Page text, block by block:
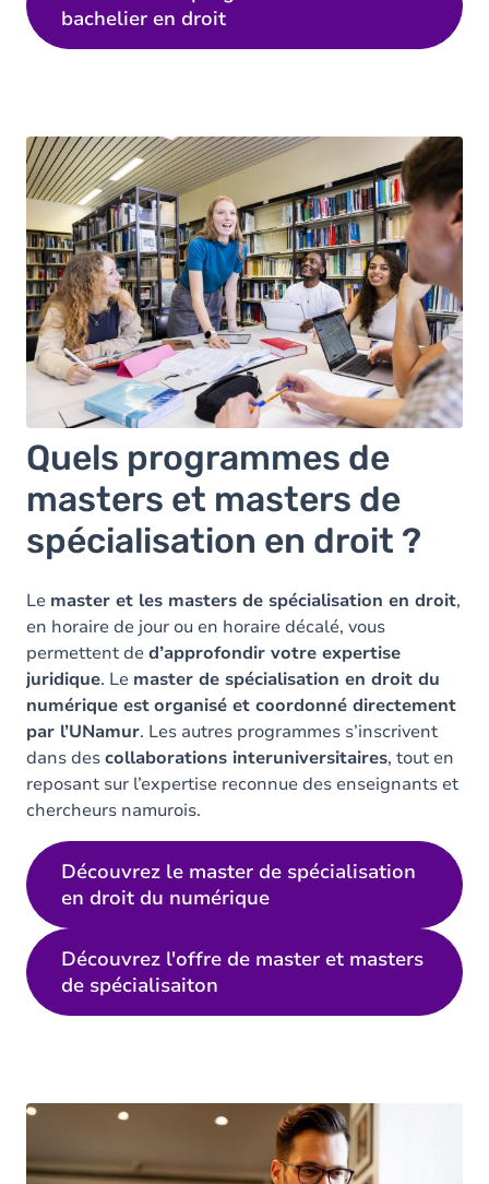
bachelier en droit
Quels programmes de
masters et masters de
spécialisation en droit ?
Le master et les masters de spécialisation en droit,
en horaire de jour ou en horaire décalé, vous
permettent ded’approfondir votre expertise
juridique. Le master de spécialisation en droit du
numérique estorganisé et coordonné directement
par l’UNamur. Les autres programmes s’inscrivent
dans descollaborations interuniversitaires, tout en
reposant sur l’expertise reconnue des enseignants et
chercheurs namurois.
Découvrez le master de spécialisation
en droit du numérique
Découvrez l'offre de master et masters
de spécialisaiton